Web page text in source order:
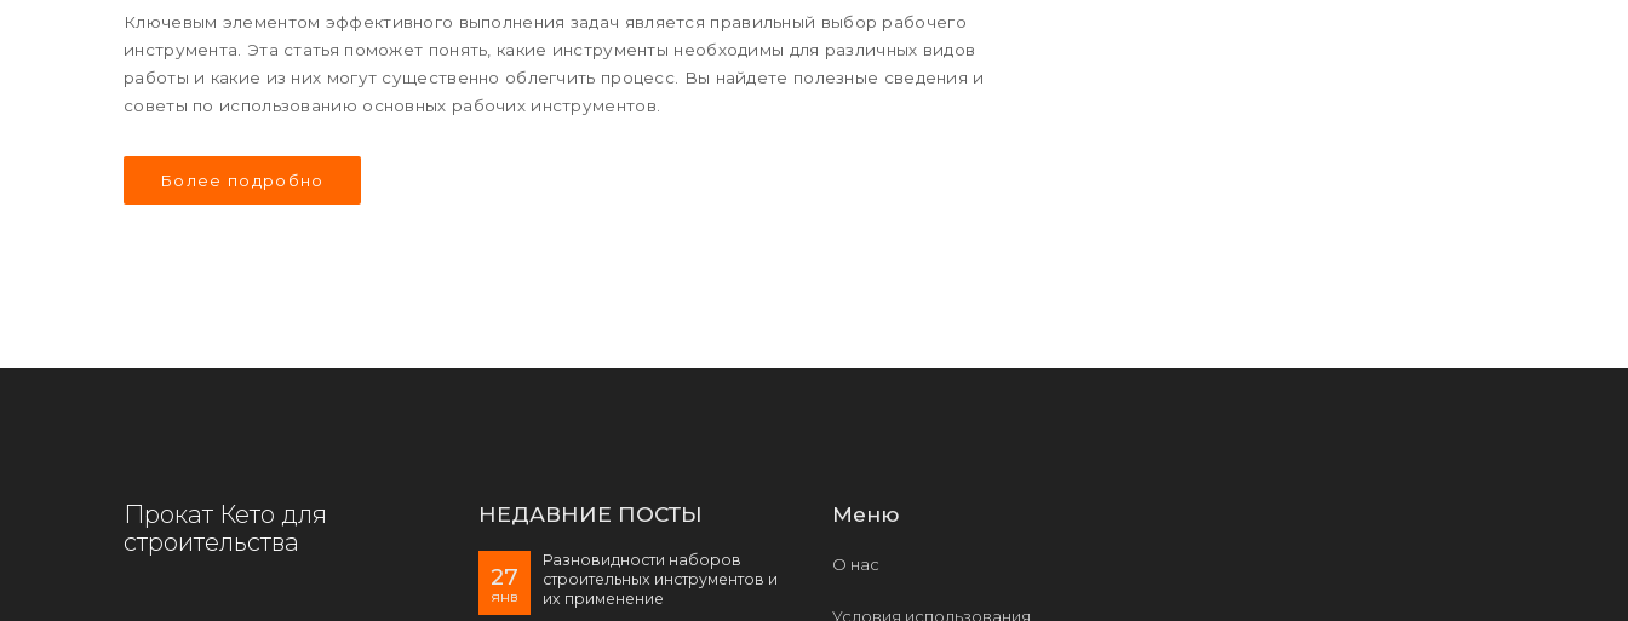
Ключевым элементом эффективного выполнения задач является правильный выбор рабочего
инструмента. Эта статья поможет понять, какие инструменты необходимы для различных видов
работы и какие из них могут существенно облегчить процесс. Вы найдете полезные сведения и
советы по использованию основных рабочих инструментов.
Более подробно
Прокат Кето для
строительства
НЕДАВНИЕ ПОСТЫ
27
янв
Разновидности наборов
строительных инструментов и
их применение
Меню
О нас
Условия использования